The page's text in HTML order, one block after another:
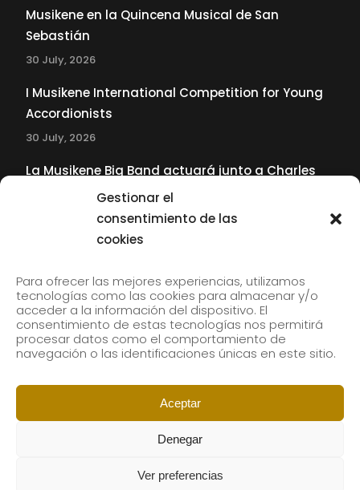
Gestionar el
consentimiento de las
cookies
Para ofrecer las mejores experiencias, utilizamos
tecnologías como las cookies para almacenar y/o
acceder a la información del dispositivo. El
consentimiento de estas tecnologías nos permitirá
procesar datos como el comportamiento de
navegación o las identificaciones únicas en este sitio.
Aceptar
Denegar
Ver preferencias
Musikene en la Quincena Musical de San
Sebastián
30 July, 2026
I Musikene International Competition for Young
Accordionists
30 July, 2026
La Musikene Big Band actuará junto a Charles
Tolliver en el 61 Jazzaldia
Subscribe to our newsletter to receive our news by
email.